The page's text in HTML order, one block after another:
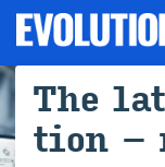
The
tion –